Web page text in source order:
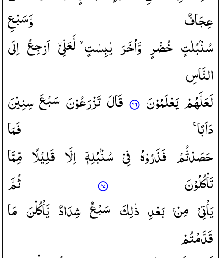
عِجَافٌ
وَّسَبْعِ
سُنْۢبُلٰتٍ خُضْرٍ وَّاُخَرَ یٰبِسٰتٍ ۙ لَّعَلِّیْۤ اَرْجِعُ اِلَی
النَّاسِ
لَعَلَّهُمْ یَعْلَمُوْنَ قَالَ تَزْرَعُوْنَ سَبْعَ سِنِیْنَ
دَاَبًا ۚ
فَمَا
حَصَدْتُّمْ فَذَرُوْهُ فِیْ سُنْۢبُلِهٖۤ اِلَّا قَلِیْلًا مِّمَّا
تَاْكُلُوْنَ
ثُمَّ
یَاْتِیْ مِنْ بَعْدِ ذٰلِكَ سَبْعٌ شِدَادٌ یَّاْكُلْنَ مَا
قَدَّمْتُمْ